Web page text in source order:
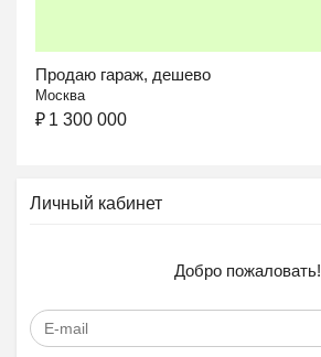
Продаю гараж, дешево
Москва
₽ 1 300 000
Личный кабинет
Добро пожаловать!